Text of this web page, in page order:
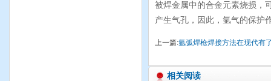
被焊金属中的合金元素烧损，
产生气孔，因此，氩气的保护
上一篇:氩弧焊枪焊接方法在现代有
相关阅读